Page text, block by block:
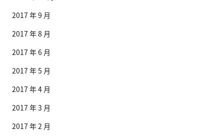
2017 年 9 月
2017 年 8 月
2017 年 6 月
2017 年 5 月
2017 年 4 月
2017 年 3 月
2017 年 2 月